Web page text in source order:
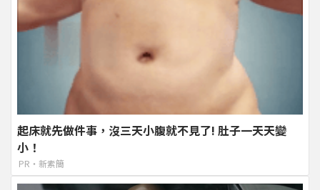
起床就先做件事，沒三天小腹就不見了! 肚子一天天變
小！
PR・新素簡